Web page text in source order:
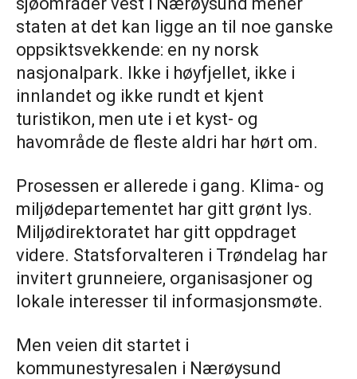
staten at det kan ligge an til noe ganske
oppsiktsvekkende: en ny norsk
nasjonalpark. Ikke i høyfjellet, ikke i
innlandet og ikke rundt et kjent
turistikon, men ute i et kyst- og
havområde de fleste aldri har hørt om.
Prosessen er allerede i gang. Klima- og
miljødepartementet har gitt grønt lys.
Miljødirektoratet har gitt oppdraget
videre. Statsforvalteren i Trøndelag har
invitert grunneiere, organisasjoner og
lokale interesser til informasjonsmøte.
Men veien dit startet i
kommunestyresalen i Nærøysund